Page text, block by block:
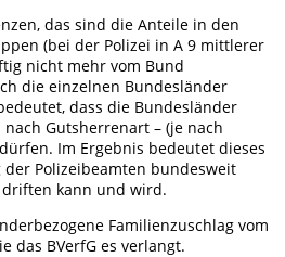
das sind die Anteile in den
(bei der Polizei in A 9 mittlerer
nicht mehr vom Bund
die einzelnen Bundesländer
dass die Bundesländer
Gutsherrenart – (je nach
Im Ergebnis bedeutet dieses
der Polizeibeamten bundesweit
kann und wird.
Familienzuschlag vom
das BVerfG es verlangt.